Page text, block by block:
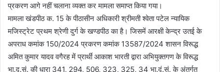
प्रकरण आगे नहीं चलाना व्यक्त कर मामला समाप्त किया गया।
मामला खंडपीठ क. 15 के पीठासीन अधिकारी श्रीमती श्वेता पटेल न्यायिक
मजिस्ट्रेट प्रथम श्रेणी दुर्ग के खण्डपीठ का है। जिसमें आरक्षी केन्द्र उतई के
अपराध कमांक 150/2024 प्रकरण कमांक 13587/2024 शासन विरूद्ध
अमित कुमार यादव वगैरह में प्रार्थी आकाश भारती द्वारा अभियुक्तगण के विरूद्ध
भा.द.सं. की धारा 341, 294, 506, 323, 325, 34 भा.दं.सं. के अंतर्गत